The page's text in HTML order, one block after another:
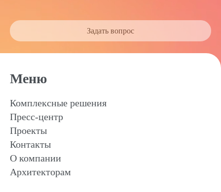
Задать вопрос
Меню
Комплексные решения
Пресс-центр
Проекты
Контакты
О компании
Архитекторам